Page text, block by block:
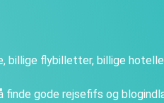
billige flybilletter, billige
finde gode rejsefifs og